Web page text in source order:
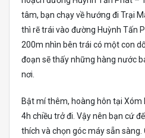
tâm, bạn chạy về hướng đi Trại
thì rẽ trái vào đường Huỳnh Tấn
200m nhìn bên trái có một con
đoạn sẽ thấy những hàng nước
nơi.
Bật mí thêm, hoàng hôn tại
4h chiều trở đi. Vậy nên bạn cứ
thích và chọn góc máy sẵn sàng.